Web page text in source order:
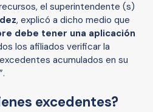
el superintendente (s)
, explicó a dicho medio que
debe tener una aplicación
los afiliados verificar la
acumulados en su
excedentes?